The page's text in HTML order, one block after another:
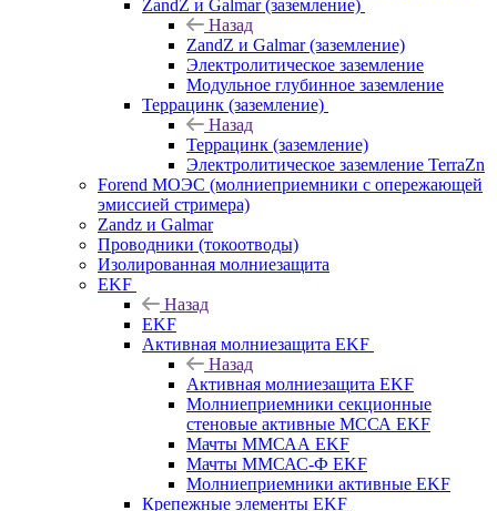
ZandZ и Galmar (заземление)
Назад
ZandZ и Galmar (заземление)
Электролитическое заземление
Модульное глубинное заземление
Террацинк (заземление)
Назад
Террацинк (заземление)
Электролитическое заземление TerraZn
Forend МОЭС (молниеприемники с опережающей
эмиссией стримера)
Zandz и Galmar
Проводники (токоотводы)
Изолированная молниезащита
EKF
Назад
EKF
Активная молниезащита EKF
Назад
Активная молниезащита EKF
Молниеприемники секционные
стеновые активные МССА EKF
Мачты ММСАА EKF
Мачты ММСАС-Ф EKF
Молниеприемники активные EKF
Крепежные элементы EKF